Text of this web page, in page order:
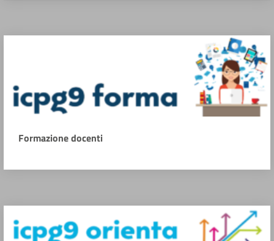
Formazione docenti